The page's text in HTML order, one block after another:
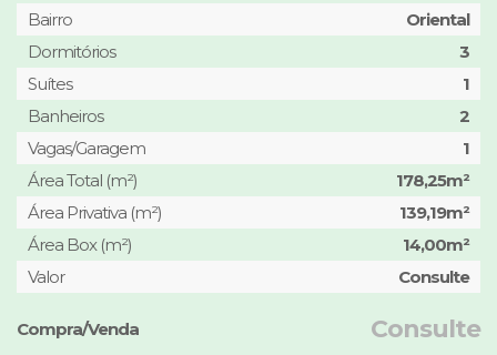
Bairro
Oriental
Dormitórios
3
Suítes
1
Banheiros
2
Vagas/Garagem
1
Área Total (m²)
178,25m²
Área Privativa (m²)
139,19m²
Área Box (m²)
14,00m²
Valor
Consulte
Compra/Venda Consulte